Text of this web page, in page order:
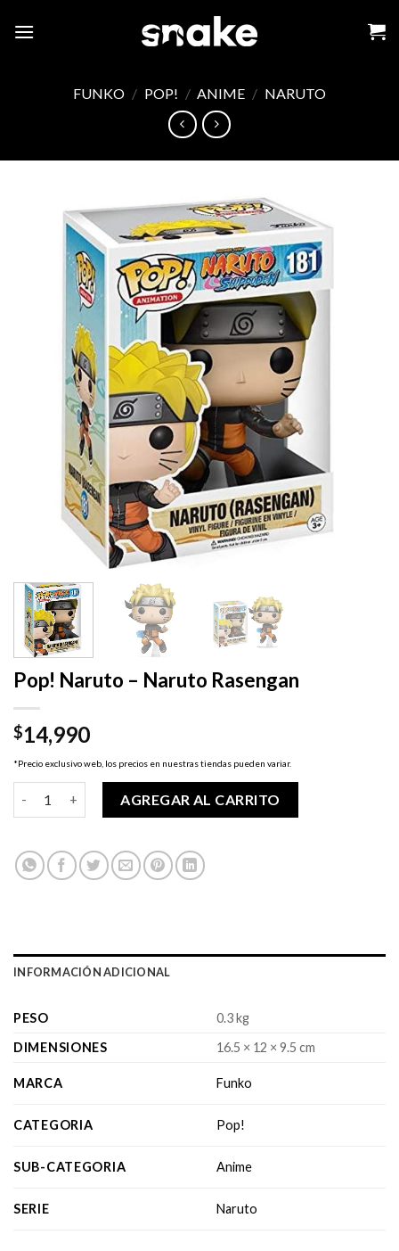
FUNKO / POP! / ANIME / NARUTO
Pop! Naruto – Naruto Rasengan
$14,990
*Precio exclusivo web, los precios en nuestras tiendas pueden variar.
AGREGAR AL CARRITO
INFORMACIÓN ADICIONAL
PESO
0.3 kg
DIMENSIONES
16.5 × 12 × 9.5 cm
MARCA Funko
CATEGORIA Pop!
SUB-CATEGORIA Anime
SERIE Naruto